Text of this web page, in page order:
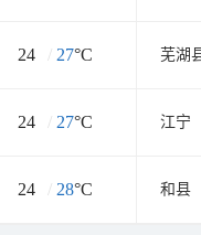
24 / 27°C 芜湖
24 / 27°C 江宁
24 / 28°C 和县